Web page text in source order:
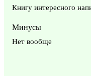
Книгу интересного
Минусы
Нет вообще